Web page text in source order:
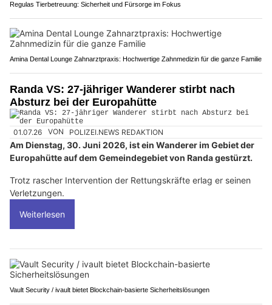
Regulas Tierbetreuung: Sicherheit und Fürsorge im Fokus
Amina Dental Lounge Zahnarztpraxis: Hochwertige Zahnmedizin für die ganze Familie
Randa VS: 27-jähriger Wanderer stirbt nach
Absturz bei der Europahütte
01.07.26 VON POLIZEI.NEWS REDAKTION
Am Dienstag, 30. Juni 2026, ist ein Wanderer im Gebiet der
Europahütte auf dem Gemeindegebiet von Randa gestürzt.
Trotz rascher Intervention der Rettungskräfte erlag er seinen
Verletzungen.
Weiterlesen
Vault Security / ivault bietet Blockchain-basierte Sicherheitslösungen